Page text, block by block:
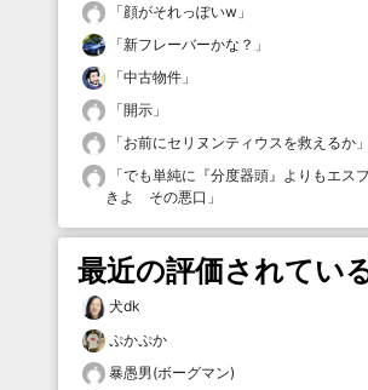
「顔がそれっぽいw 」
「新フレーバーかな？ 」
「中古物件 」
「開示 」
「お前にセリヌンティウスを救えるか 」
「でも単純に『分度器頭』よりもエス
きよ その悪口 」
最近の評価されてい
犬dk
ぷかぷか
暴愚男(ボーグマン)